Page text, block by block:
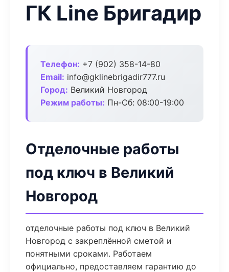
ГК Line Бригадир
Телефон: +7 (902) 358-14-80
Email: info@gklinebrigadir777.ru
Город: Великий Новгород
Режим работы: Пн-Сб: 08:00-19:00
Отделочные работы
под ключ в Великий
Новгород
отделочные работы под ключ в Великий
Новгород с закреплённой сметой и
понятными сроками. Работаем
официально, предоставляем гарантию до